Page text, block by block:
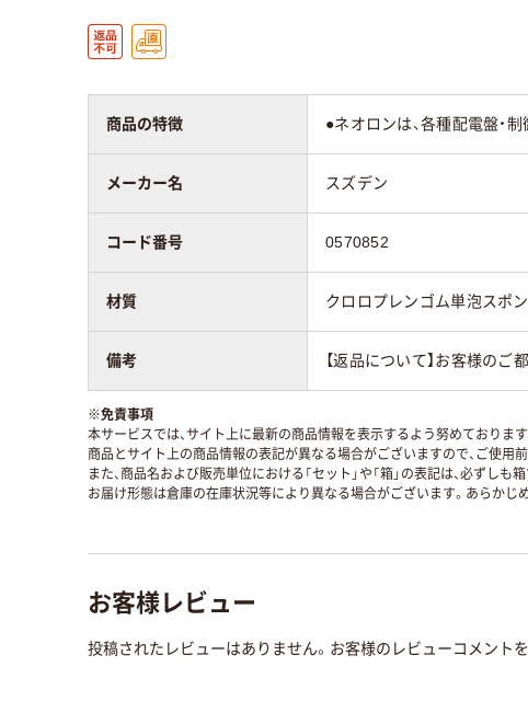
商品の特徴 ●ネオロンは、各種配電盤・
メーカー名 スズデン
コード番号 0570852
材質 クロロプレンゴム単泡スポ
備考 【返品について】お客様のご
※免責事項
本サービスでは、サイト上に最新の商品情報を表示するよう努めております
商品とサイト上の商品情報の表記が異なる場合がございますので、ご使用
また、商品名および販売単位における「セット」や「箱」の表記は、必ずし
お届け形態は倉庫の在庫状況等により異なる場合がございます。あらかじ
お客様レビュー
投稿されたレビューはありません。お客様のレビューコメント